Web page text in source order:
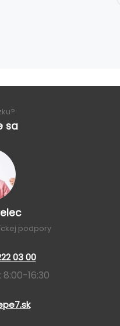
sa
podpory
03 00
16:30